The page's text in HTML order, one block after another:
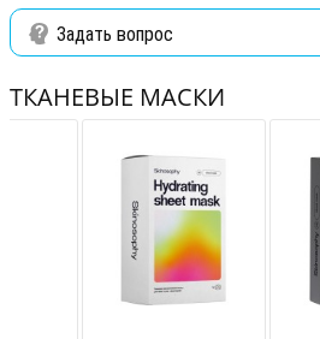
Задать вопрос
ТКАНЕВЫЕ МАСКИ